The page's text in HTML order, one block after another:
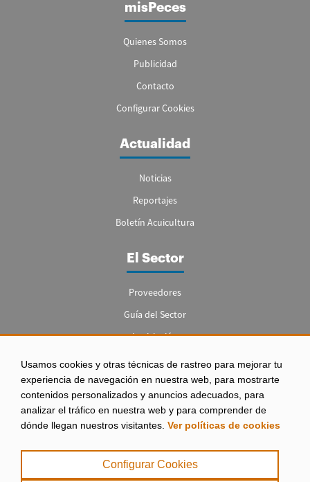
Usamos cookies y otras técnicas de rastreo para mejorar tu
experiencia de navegación en nuestra web, para mostrarte
contenidos personalizados y anuncios adecuados, para
analizar el tráfico en nuestra web y para comprender de
dónde llegan nuestros visitantes. Ver políticas de cookies
Configurar Cookies
misPeces
Quienes Somos
Publicidad
Contacto
Configurar Cookies
Actualidad
Noticias
Reportajes
Boletín Acuicultura
El Sector
Proveedores
Guía del Sector
Legislación
Empleo
Aviso legal
|
Política de Privacidad